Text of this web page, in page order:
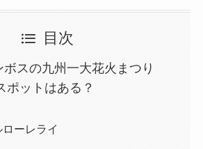
目次
スの九州一大花火まつり
ポットはある？
ローレライ